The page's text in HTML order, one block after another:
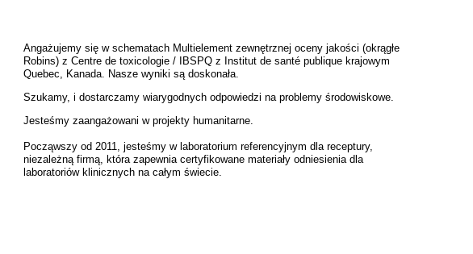
Angażujemy się w schematach Multielement zewnętrznej oceny jakości (okrągłe
Robins) z Centre de toxicologie / IBSPQ z Institut de santé publique krajowym
Quebec, Kanada. Nasze wyniki są doskonała.
Szukamy, i dostarczamy wiarygodnych odpowiedzi na problemy środowiskowe.
Jesteśmy zaangażowani w projekty humanitarne.
Począwszy od 2011, jesteśmy w laboratorium referencyjnym dla receptury,
niezależną firmą, która zapewnia certyfikowane materiały odniesienia dla
laboratoriów klinicznych na całym świecie.